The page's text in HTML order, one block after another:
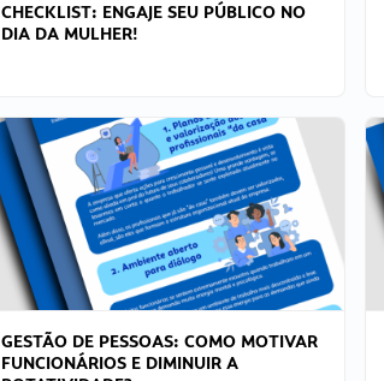
CHECKLIST: ENGAJE SEU PÚBLICO NO
DIA DA MULHER!
GESTÃO DE PESSOAS: COMO MOTIVAR
FUNCIONÁRIOS E DIMINUIR A